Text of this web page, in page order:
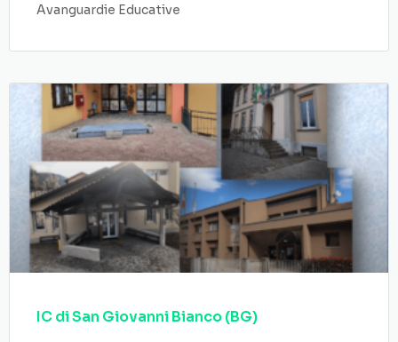
Avanguardie Educative
IC di San Giovanni Bianco (BG)